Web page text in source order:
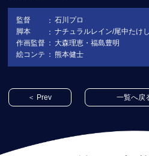
監督
石川プロ
脚本
ナチュラルレイン/尾中たけし
作画監督
大森理恵・福島豊明
絵コンテ
熊本健士
＜ Prev 一覧へ戻